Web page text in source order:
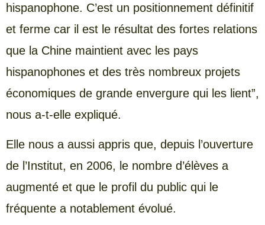
hispanophone. C’est un positionnement définitif
et ferme car il est le résultat des fortes relations
que la Chine maintient avec les pays
hispanophones et des très nombreux projets
économiques de grande envergure qui les lient”,
nous a-t-elle expliqué.
Elle nous a aussi appris que, depuis l’ouverture
de l’Institut, en 2006, le nombre d’élèves a
augmenté et que le profil du public qui le
fréquente a notablement évolué.